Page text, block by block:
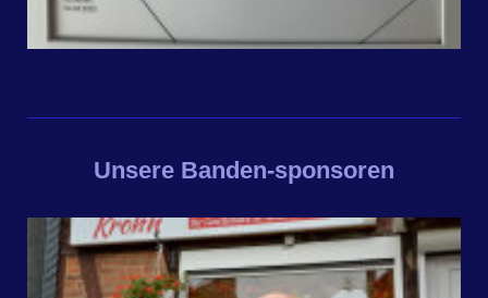
Unsere Banden-sponsoren